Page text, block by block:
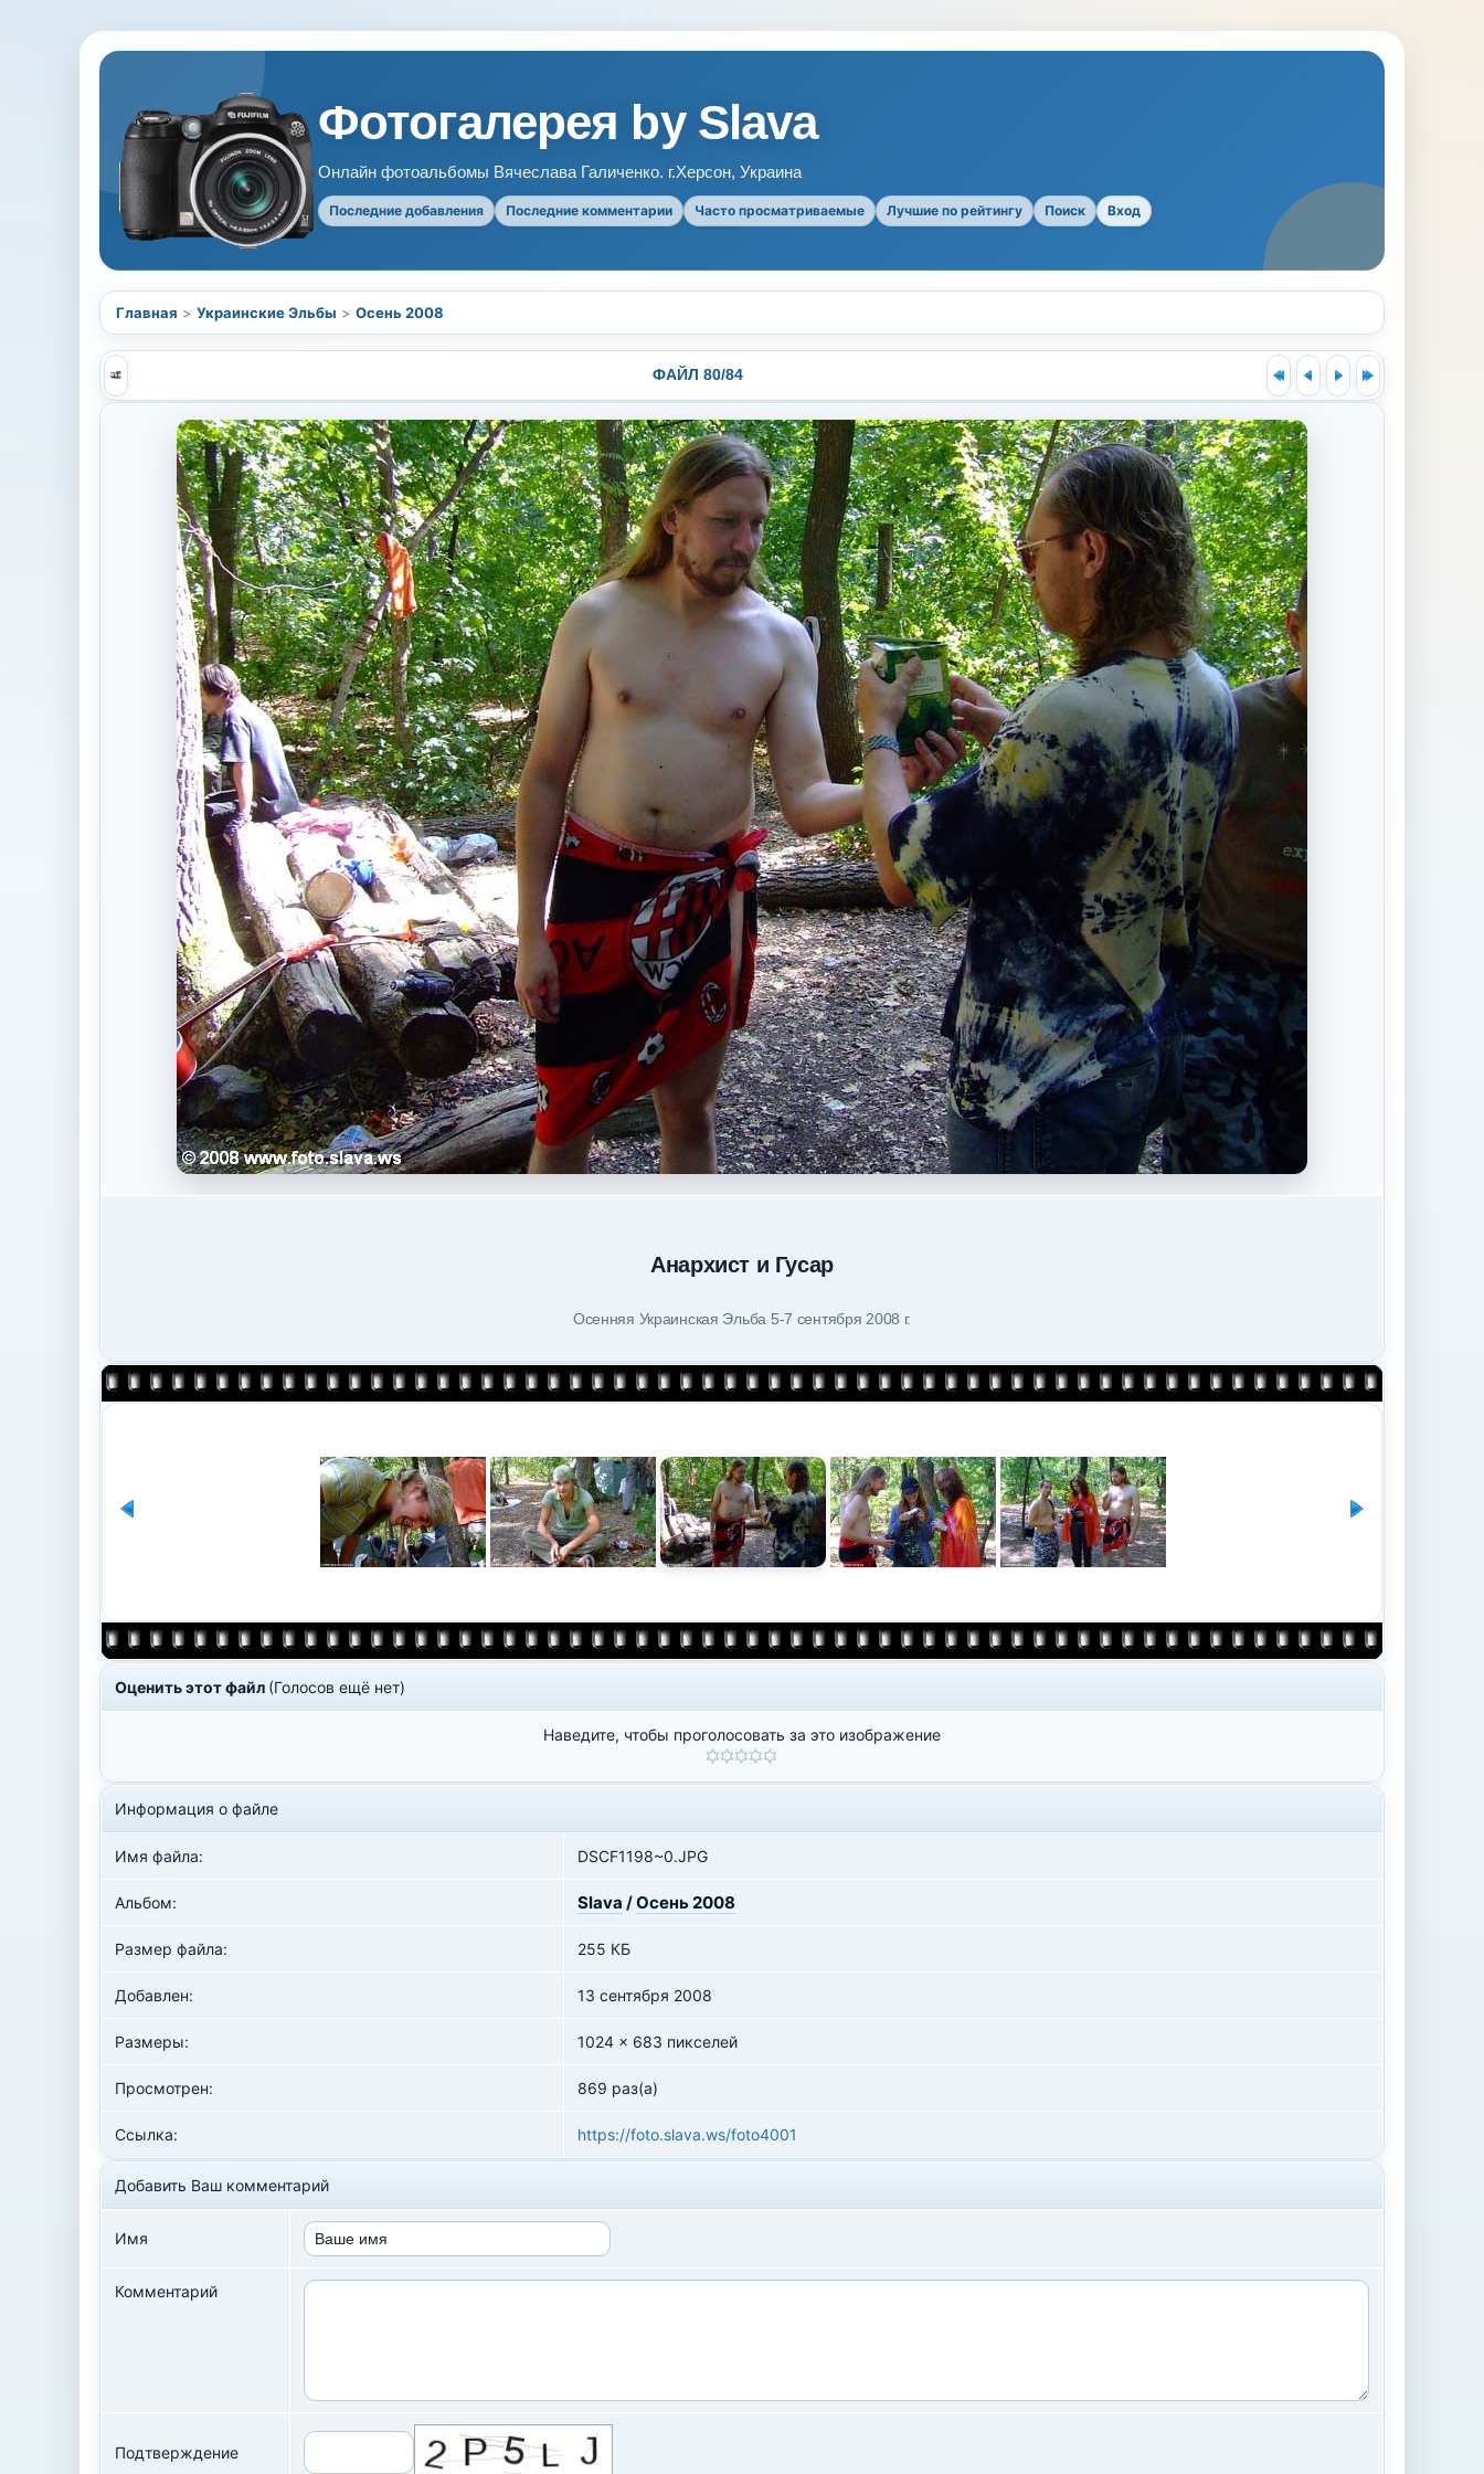
Фотогалерея by Slava
Онлайн фотоальбомы Вячеслава Галиченко. г.Херсон, Украина
Последние добавления Последние комментарии Часто просматриваемые Лучшие по рейтингу Поиск Вход
Главная > Украинские Эльбы > Осень 2008
ФАЙЛ 80/84
Анархист и Гусар
Осенняя Украинская Эльба 5-7 сентября 2008 г.
Оценить этот файл (Голосов ещё нет)
Наведите, чтобы проголосовать за это изображение
Информация о файле
Имя файла: DSCF1198~0.JPG
Альбом: Slava /Осень 2008
Размер файла: 255 КБ
Добавлен: 13 сентября 2008
Размеры: 1024 x 683 пикселей
Просмотрен: 869 раз(а)
Ссылка: https://foto.slava.ws/foto4001
Добавить Ваш комментарий
Имя
Комментарий
Подтверждение